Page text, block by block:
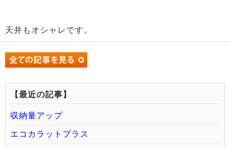
天井もオシャレです。
【最近の記事】
収納量アップ
エコカラットプラス